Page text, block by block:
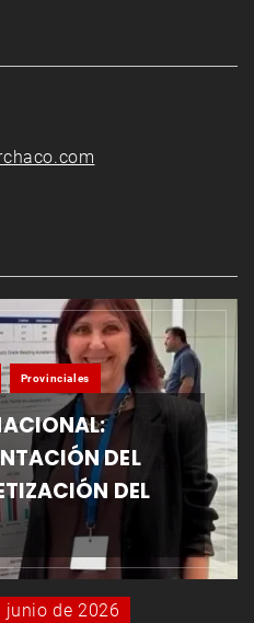
Provinciales
DEL
DEL
junio de 2026